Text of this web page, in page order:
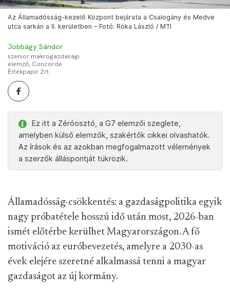
Az Államadósság-kezelő Központ bejárata a Csalogány és Medve
utca sarkán a II. kerületben – Fotó: Róka László / MTI
Jobbágy Sándor
szenior makrogazdasági
elemző, Concorde
Értékpapír Zrt.
Ez itt a Zéróosztó, a G7 elemzői szeglete,
amelyben külső elemzők, szakértők cikkei olvashatók.
Az írások és az azokban megfogalmazott vélemények
a szerzők álláspontját tükrözik.
Államadósság-csökkentés: a gazdaságpolitika egyik
nagy próbatétele hosszú idő után most, 2026-ban
ismét előtérbe kerülhet Magyarországon. A fő
motiváció az euróbevezetés, amelyre a 2030-as
évek elejére szeretné alkalmassá tenni a magyar
gazdaságot az új kormány.